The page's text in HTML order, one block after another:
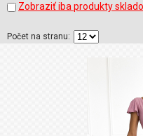
Zobraziť iba produkty
Počet na stranu: